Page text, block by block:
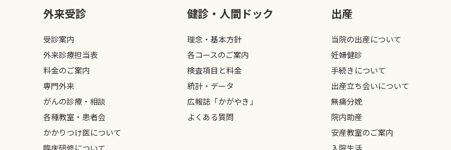
外来受診
受診案内
外来診療担当表
料金のご案内
専門外来
がんの診療・相談
各種教室・患者会
かかりつけ医について
臨床研修について
健診・人間ドック
理念・基本方針
各コースのご案内
検査項目と料金
統計・データ
広報誌「かがやき」
よくある質問
出産
当院の出産について
妊婦健診
手続きについて
出産立ち会いについて
無痛分娩
院内助産
安産教室のご案内
入院生活